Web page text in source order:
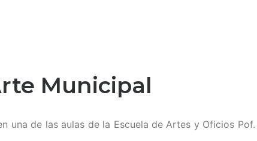
Municipal
una de las aulas de la Escuela de Artes y Oficios